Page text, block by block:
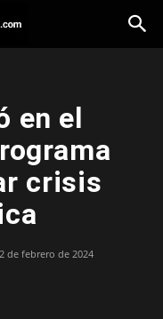
en el
crisis
de febrero de 2024